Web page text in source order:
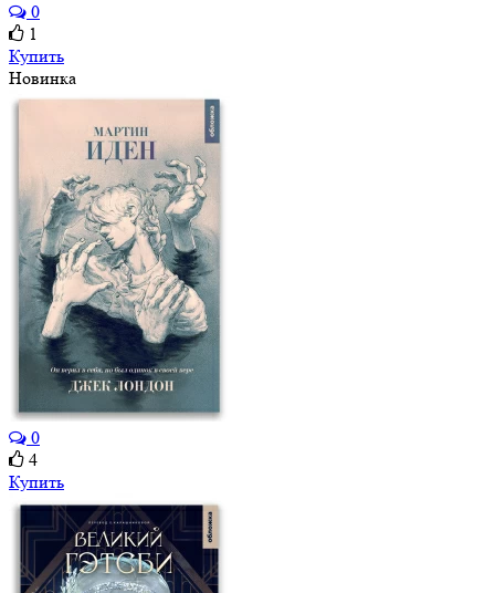
0
1
Купить
Новинка
0
4
Купить